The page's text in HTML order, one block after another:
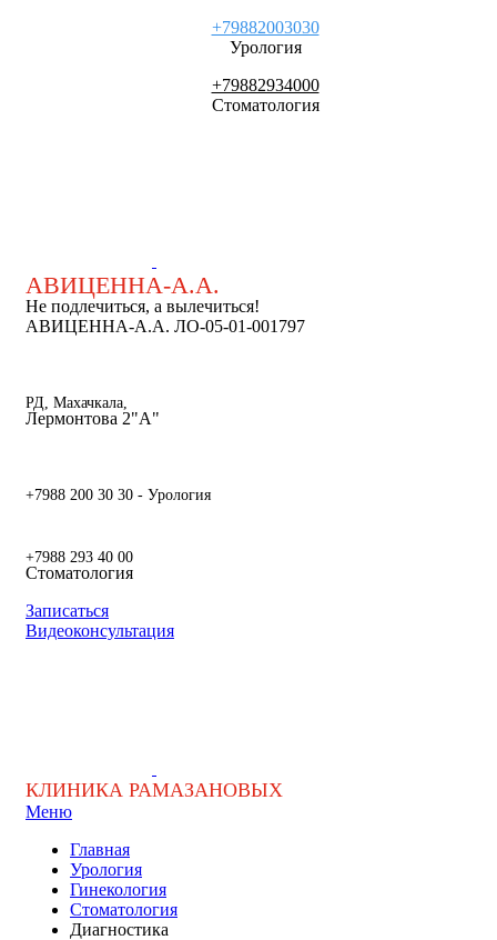
+79882003030
Урология
+79882934000
Стоматология
АВИЦЕННА-А.А.
Не подлечиться, а вылечиться!
АВИЦЕННА-А.А. ЛО-05-01-001797
РД, Махачкала,
Лермонтова 2"А"
+7988 200 30 30 - Урология
+7988 293 40 00
Стоматология
Записаться
Видеоконсультация
КЛИНИКА РАМАЗАНОВЫХ
Меню
Главная
Урология
Гинекология
Стоматология
Диагностика